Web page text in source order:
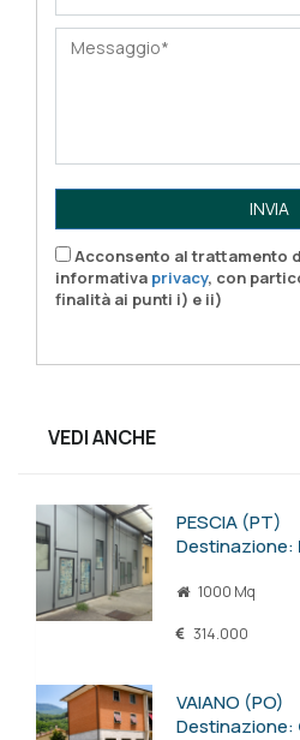
INVIA
Acconsento al trattamento
informativa privacy, con
finalità ai punti i) e ii)
VEDI ANCHE
PESCIA (PT)
Destinazione:
1000 Mq
314.000
VAIANO (PO)
Destinazione: